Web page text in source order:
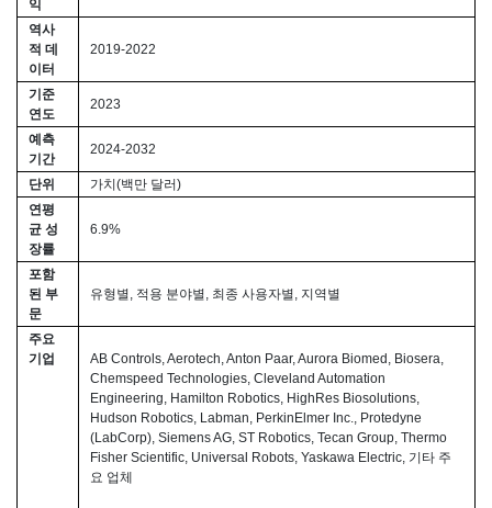
익
역사
적 데
이터
2019-2022
기준
연도
2023
예측
기간
2024-2032
단위
가치(백만 달러)
연평
균 성
장률
6.9%
포함
된 부
문
유형별, 적용 분야별, 최종 사용자별, 지역별
주요
기업
AB Controls, Aerotech, Anton Paar, Aurora Biomed, Biosera,
Chemspeed Technologies, Cleveland Automation
Engineering, Hamilton Robotics, HighRes Biosolutions,
Hudson Robotics, Labman, PerkinElmer Inc., Protedyne
(LabCorp), Siemens AG, ST Robotics, Tecan Group, Thermo
Fisher Scientific, Universal Robots, Yaskawa Electric, 기타 주
요 업체